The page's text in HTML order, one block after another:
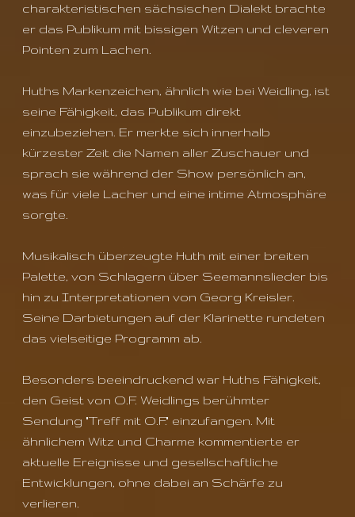
charakteristischen sächsischen Dialekt brachte
er das Publikum mit bissigen Witzen und cleveren
Pointen zum Lachen.
Huths Markenzeichen, ähnlich wie bei Weidling, ist
seine Fähigkeit, das Publikum direkt
einzubeziehen. Er merkte sich innerhalb
kürzester Zeit die Namen aller Zuschauer und
sprach sie während der Show persönlich an,
was für viele Lacher und eine intime Atmosphäre
sorgte.
Musikalisch überzeugte Huth mit einer breiten
Palette, von Schlagern über Seemannslieder bis
hin zu Interpretationen von Georg Kreisler.
Seine Darbietungen auf der Klarinette rundeten
das vielseitige Programm ab.
Besonders beeindruckend war Huths Fähigkeit,
den Geist von O.F. Weidlings berühmter
Sendung "Treff mit O.F." einzufangen. Mit
ähnlichem Witz und Charme kommentierte er
aktuelle Ereignisse und gesellschaftliche
Entwicklungen, ohne dabei an Schärfe zu
verlieren.